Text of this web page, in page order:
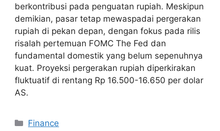
berkontribusi pada penguatan rupiah. Meskipun
demikian, pasar tetap mewaspadai pergerakan
rupiah di pekan depan, dengan fokus pada rilis
risalah pertemuan FOMC The Fed dan
fundamental domestik yang belum sepenuhnya
kuat. Proyeksi pergerakan rupiah diperkirakan
fluktuatif di rentang Rp 16.500-16.650 per dolar
AS.
Categories
Finance